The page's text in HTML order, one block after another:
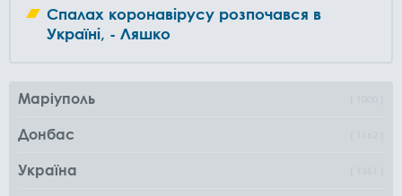
Спалах коронавірусу розпочався в
Україні, - Ляшко
Маріуполь
Донбас
Україна